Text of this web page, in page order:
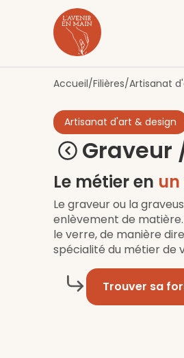
Accueil/Filières/Artisanat
Artisanat d'art & design
Graveur
Le métier en
Le graveur ou la
enlèvement de
le verre, de manière
spécialité du métier de
Trouver sa